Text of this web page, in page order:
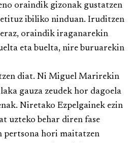
oraindik gizonak gustatzen
ibiliko ninduan. Iruditzen
oraindik iraganarekin
eta buelta, nire buruarekin
diat. Ni Miguel Marirekin
gauza zeudek hor dagoela
Niretako Ezpelgainek ezin
uzteko behar diren fase
pertsona hori maitatzen